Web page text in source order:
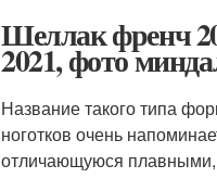
Шеллак френч
2021, фото
Название такого типа
ноготков очень
отличающуюся плавными,